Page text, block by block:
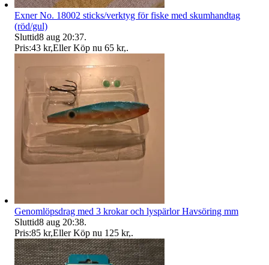
Exner No. 18002 sticks/verktyg för fiske med skumhandtag
(röd/gul)
Sluttid8 aug 20:37.
Pris:43 kr,Eller Köp nu 65 kr,.
Genomlöpsdrag med 3 krokar och lyspärlor Havsöring mm
Sluttid8 aug 20:38.
Pris:85 kr,Eller Köp nu 125 kr,.